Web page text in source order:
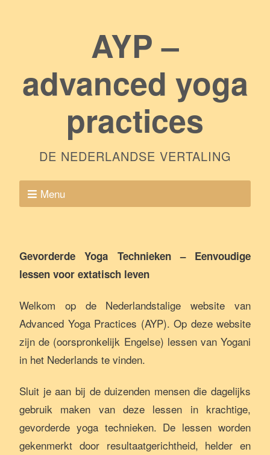
AYP –
advanced yoga
practices
DE NEDERLANDSE VERTALING
Menu
Gevorderde Yoga Technieken – Eenvoudige
lessen voor extatisch leven
Welkom op de Nederlandstalige website van
Advanced Yoga Practices (AYP). Op deze website
zijn de (oorspronkelijk Engelse) lessen van Yogani
in het Nederlands te vinden.
Sluit je aan bij de duizenden mensen die dagelijks
gebruik maken van deze lessen in krachtige,
gevorderde yoga technieken. De lessen worden
gekenmerkt door resultaatgerichtheid, helder en